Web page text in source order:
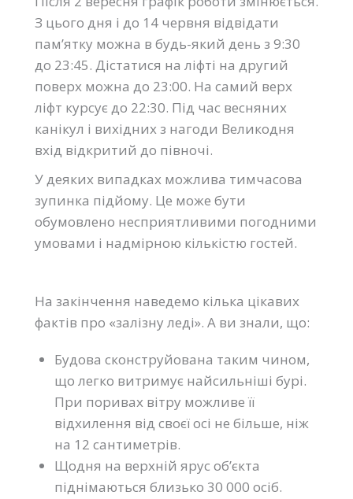
З цього дня і до 14 червня відвідати
пам’ятку можна в будь-який день з 9:30
до 23:45. Дістатися на ліфті на другий
поверх можна до 23:00. На самий верх
ліфт курсує до 22:30. Під час весняних
канікул і вихідних з нагоди Великодня
вхід відкритий до півночі.
У деяких випадках можлива тимчасова
зупинка підйому. Це може бути
обумовлено несприятливими погодними
умовами і надмірною кількістю гостей.
На закінчення наведемо кілька цікавих
фактів про «залізну леді». А ви знали, що:
Будова сконструйована таким чином,
що легко витримує найсильніші бурі.
При поривах вітру можливе її
відхилення від своєї осі не більше, ніж
на 12 сантиметрів.
Щодня на верхній ярус об’єкта
піднімаються близько 30 000 осіб.